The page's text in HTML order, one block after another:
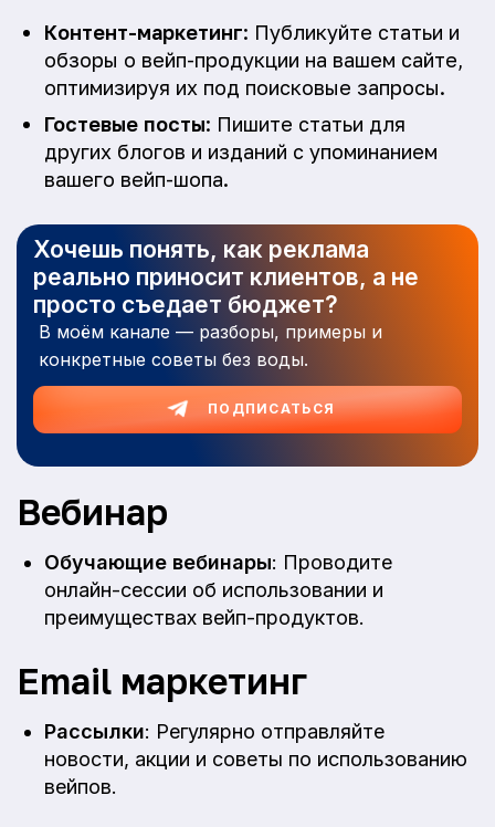
Контент-маркетинг: Публикуйте статьи и
обзоры о вейп-продукции на вашем сайте,
оптимизируя их под поисковые запросы.
Гостевые посты: Пишите статьи для
других блогов и изданий с упоминанием
вашего вейп-шопа.
Хочешь понять, как реклама
реально приносит клиентов, а не
просто съедает бюджет?
В моём канале — разборы, примеры и
конкретные советы без воды.
ПОДПИСАТЬСЯ
Вебинар
Обучающие вебинары: Проводите
онлайн-сессии об использовании и
преимуществах вейп-продуктов.
Email маркетинг
Рассылки: Регулярно отправляйте
новости, акции и советы по использованию
вейпов.